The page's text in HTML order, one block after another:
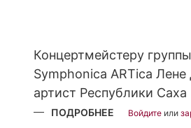
Концертмейстеру
Symphonica ARTica
артист Республики
ПОДРОБНЕЕ
ПОЗДРАВЛЯЕМ
Войдите или